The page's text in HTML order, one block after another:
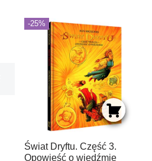
-25%
Świat Dryftu. Część 3.
Opowieść o wiedźmie